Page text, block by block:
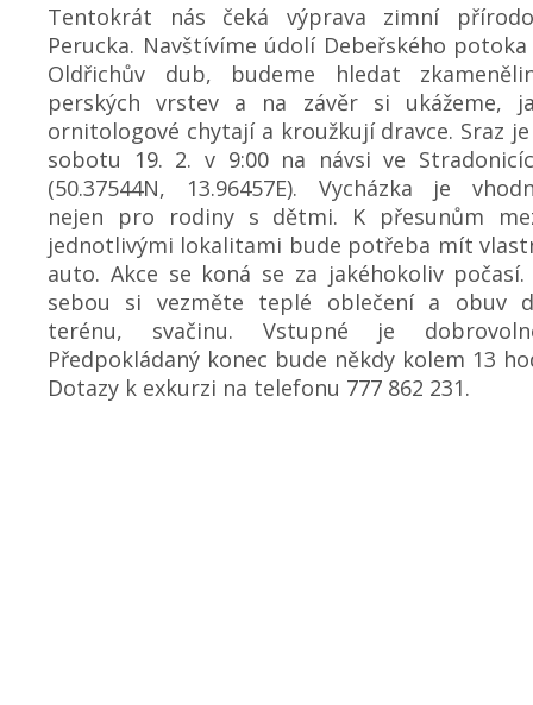
Tentokrát nás čeká výprava zimní
Perucka. Navštívíme údolí Debeřského potoka
Oldřichův dub, budeme hledat
perských vrstev a na závěr si ukážeme,
ornitologové chytají a kroužkují dravce. Sraz
sobotu 19. 2. v 9:00 na návsi ve
(50.37544N, 13.96457E). Vycházka je
nejen pro rodiny s dětmi. K přesunům
jednotlivými lokalitami bude potřeba mít
auto. Akce se koná se za jakéhokoliv počasí.
sebou si vezměte teplé oblečení a obuv
terénu, svačinu. Vstupné je
Předpokládaný konec bude někdy kolem 13
Dotazy k exkurzi na telefonu 777 862 231.